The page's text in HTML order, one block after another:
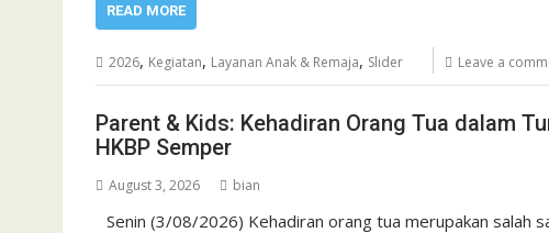
READ MORE
2026, Kegiatan, Layanan Anak & Remaja, Slider Leave a
Parent & Kids: Kehadiran Orang Tua dalam
HKBP Semper
August 3, 2026 bian
Senin (3/08/2026) Kehadiran orang tua merupakan salah